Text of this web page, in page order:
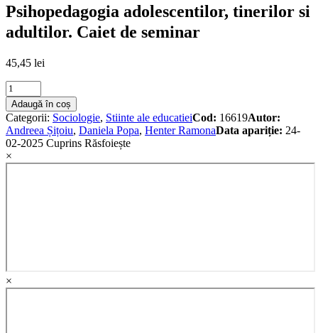
Psihopedagogia adolescentilor, tinerilor si
adultilor. Caiet de seminar
45,45 lei
Psihopedagogia
adolescentilor,
tinerilor
si
adultilor.
Caiet
de
Adaugă în coș
Categorii: Sociologie, Stiinte ale educatieiCod: 16619Autor:
Andreea Șițoiu, Daniela Popa, Henter RamonaData apariție: 24-
02-2025 Cuprins Răsfoiește
×
×